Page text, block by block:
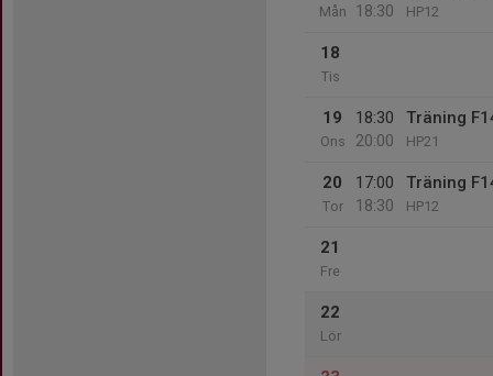
Mån
18:30
HP12
18
Tis
19
Ons
18:30
20:00
Träning
HP21
20
Tor
17:00
18:30
Träning
HP12
21
Fre
22
Lör